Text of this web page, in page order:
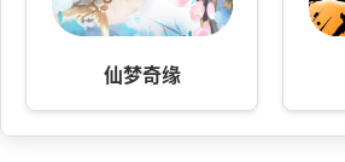
仙梦奇缘